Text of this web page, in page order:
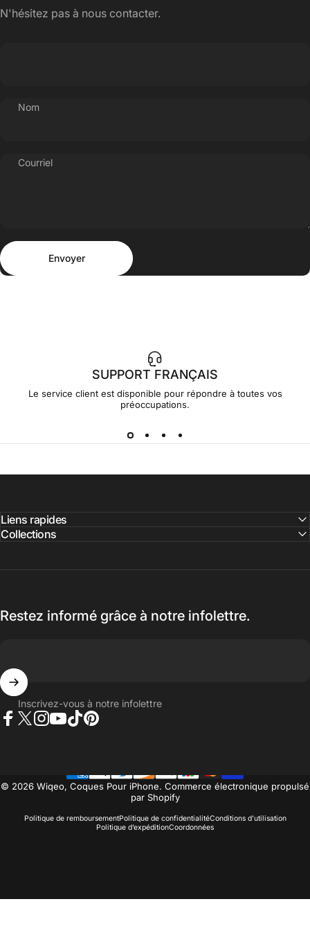
N'hésitez pas à nous contacter.
Nom
Courriel
Envoyer
Envoyer
SUPPORT FRANÇAIS
Le service client est disponible pour répondre à toutes vos
préoccupations.
Liens rapides
Collections
Restez informé grâce à notre infolettre.
Inscrivez-vous à notre infolettre
© 2026 Wiqeo, Coques Pour iPhone. Commerce électronique propulsé
par Shopify
Politique de remboursementPolitique de confidentialitéConditions d’utilisation
Politique d’expéditionCoordonnées